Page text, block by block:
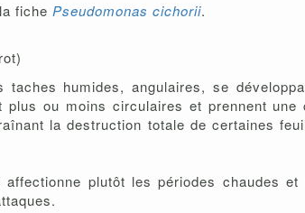
fiche Pseudomonas cichorii.
humides, angulaires, se
ou moins circulaires et prennent une
la destruction totale de certaines
plutôt les périodes chaudes et